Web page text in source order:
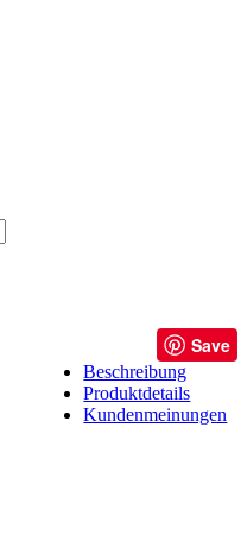
Save
Beschreibung
Produktdetails
Kundenmeinungen